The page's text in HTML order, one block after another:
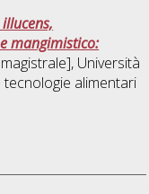
mangimistico:
Università
tecnologie alimentari